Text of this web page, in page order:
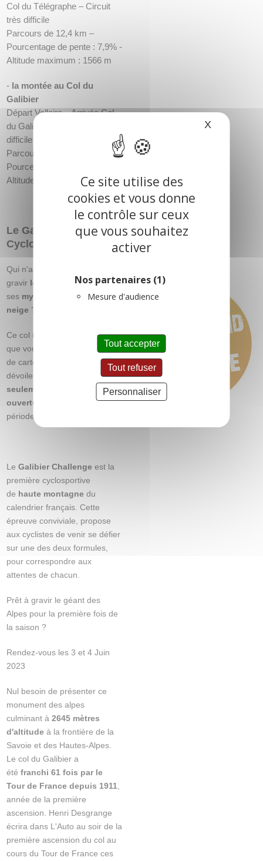
Ce site utilise des
cookies et vous donne
le contrôle sur ceux
que vous souhaitez
activer
Nos partenaires (1)
Mesure d'audience
Tout accepter
Tout refuser
Personnaliser
X Masquer
Col du Télégraphe – Circuit
très difficile
Parcours de 12,4 km –
Pourcentage de pente : 7,9% -
Altitude maximum : 1566 m
-la montée au Col du
Galibier
Départ Valloire – Arrivée Col
du Galibier – Circuit très
difficile
Parcours de 17,7 km –
Pourcentage de pente : 7,3% -
Altitude maximum : 2645 m
Le Galibier Challenge
Cyclosportive :
Qui n'a jamais rêvé de
gravir le col du Galibieravec
ses mythiques murs de
neige ?
Ce col incontournable n'attend
que vous, avec ses paysages
de carte postale qui se
dévoileront
quelques jours
seulement après son
ouverture officielle
pour la
période estivale.
Le Galibier Challenge est la
première cyclosportive
de haute montagnedu
calendrier français. Cette
épreuve conviviale, propose
aux cyclistes de venir se défier
sur une des deux formules,
pour correspondre aux
attentes de chacun.
Prêt à gravir le géant des
Alpes pour la première fois de
la saison ?
Rendez-vous les 3 et 4 Juin
2023
Nul besoin de présenter ce
monument des alpes
culminant à 2645 mètres
d'altitude à la frontière de la
Savoie et des Hautes-Alpes.
Le col du Galibier a
été franchi 61 fois par le
Tour de France depuis 1911
année de la première
ascension. Henri Desgrange
écrira dans L'Auto au soir de la
première ascension du col au
cours du Tour de France ces